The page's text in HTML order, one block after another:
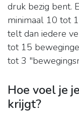
druk bezig bent.
minimaal 10 tot
telt dan iedere
tot 15
tot 3
Hoe voel je
krijgt?